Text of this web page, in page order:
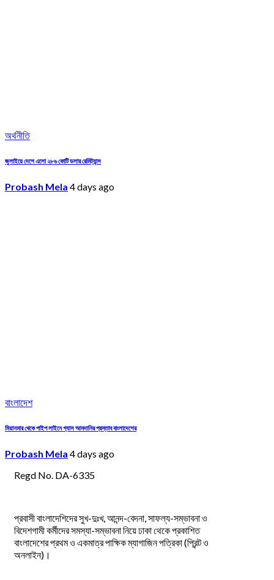
অর্থনীতি
জুলাইয়ে দেশে এলো ২৮৬ কোটি ডলার রেমিট্যান্স
Probash Mela 4 days ago
বাংলাদেশ
মিয়ানমার থেকে পাইপ লাইনে গ্যাস আমদানির প্রস্তাব বাংলাদেশের
Probash Mela 4 days ago
Regd No. DA-6335
প্রবাসী বাংলাদেশিদের সুখ-দুঃখ, আনন্দ-বেদনা, সাফল্য-সম্ভাবনা ও
বিদেশগামী কর্মীদের সমস্যা-সম্ভাবনা নিয়ে ঢাকা থেকে প্রকাশিত
বাংলাদেশের প্রথম ও একমাত্র পাক্ষিক ম্যাগাজিন পত্রিকা (প্রিন্ট ও
অনলাইন)।